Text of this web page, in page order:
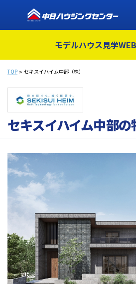
モデルハウス見学
TOP セキスイハイム中部（株）
セキスイハイム中部の